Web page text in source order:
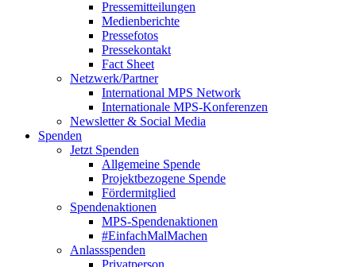
Pressemitteilungen
Medienberichte
Pressefotos
Pressekontakt
Fact Sheet
Netzwerk/Partner
International MPS Network
Internationale MPS-Konferenzen
Newsletter & Social Media
Spenden
Jetzt Spenden
Allgemeine Spende
Projektbezogene Spende
Fördermitglied
Spendenaktionen
MPS-Spendenaktionen
#EinfachMalMachen
Anlassspenden